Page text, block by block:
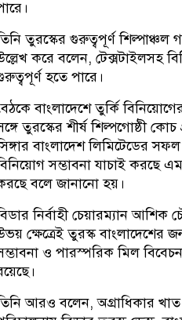
তুরস্কের গুরুত্বপূর্ণ
করে বলেন, টেক্সটাইলসহ
হতে পারে।
বাংলাদেশে তুর্কি
তুরস্কের শীর্ষ শিল্পগোষ্ঠী
বাংলাদেশ লিমিটেডের
সম্ভাবনা যাচাই করছে
বলে জানানো হয়।
নির্বাহী চেয়ারম্যান
ক্ষেত্রেই তুরস্ক বাংলাদেশের
ও পারস্পরিক মিল
আরও বলেন, অগ্রাধিকার খাত